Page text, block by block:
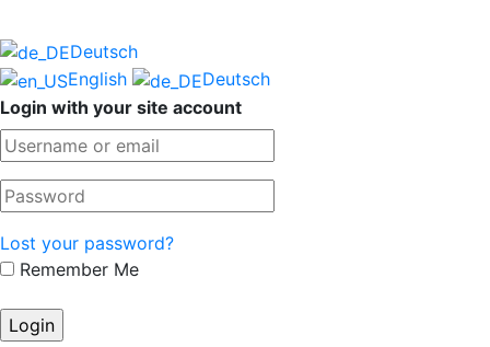
Deutsch
English
Deutsch
Login with your site account
Lost your password?
Remember Me